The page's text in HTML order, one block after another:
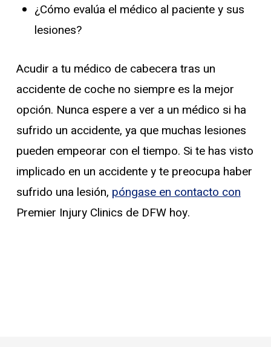
¿Cómo evalúa el médico al paciente y sus
lesiones?
Acudir a tu médico de cabecera tras un
accidente de coche no siempre es la mejor
opción. Nunca espere a ver a un médico si ha
sufrido un accidente, ya que muchas lesiones
pueden empeorar con el tiempo. Si te has visto
implicado en un accidente y te preocupa haber
sufrido una lesión, póngase en contacto con
Premier Injury Clinics de DFW hoy.